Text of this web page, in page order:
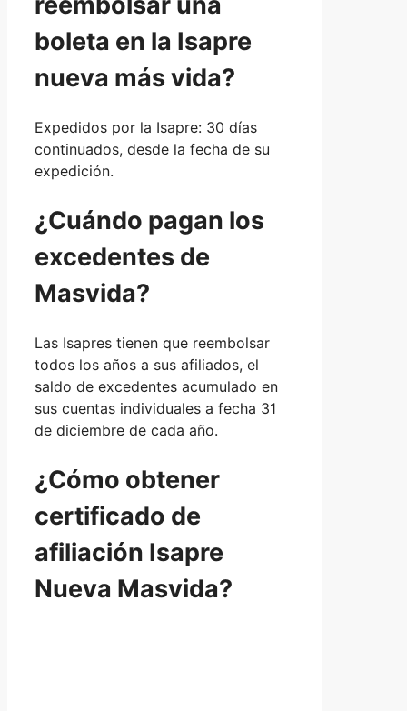
boleta en la Isapre
nueva más vida?
Expedidos por la Isapre: 30 días
continuados, desde la fecha de su
expedición.
¿Cuándo pagan los
excedentes de
Masvida?
Las Isapres tienen que reembolsar
todos los años a sus afiliados, el
saldo de excedentes acumulado en
sus cuentas individuales a fecha 31
de diciembre de cada año.
¿Cómo obtener
certificado de
afiliación Isapre
Nueva Masvida?